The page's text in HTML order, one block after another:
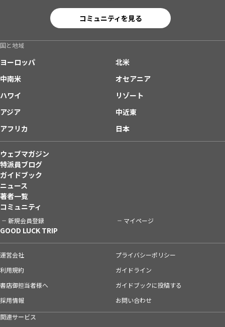
コミュニティを見る
国と地域
ヨーロッパ
北米
中南米
オセアニア
ハワイ
リゾート
アジア
中近東
アフリカ
日本
ウェブマガジン
特派員ブログ
ガイドブック
ニュース
著者一覧
コミュニティ
新規会員登録 マイページ
GOOD LUCK TRIP
運営会社
プライバシーポリシー
利用規約
ガイドライン
書店御担当者様へ
ガイドブックに投稿する
採用情報
お問い合わせ
関連サービス